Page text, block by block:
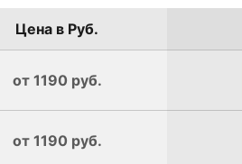
Цена в Руб.
от 1190 руб.
от 1190 руб.